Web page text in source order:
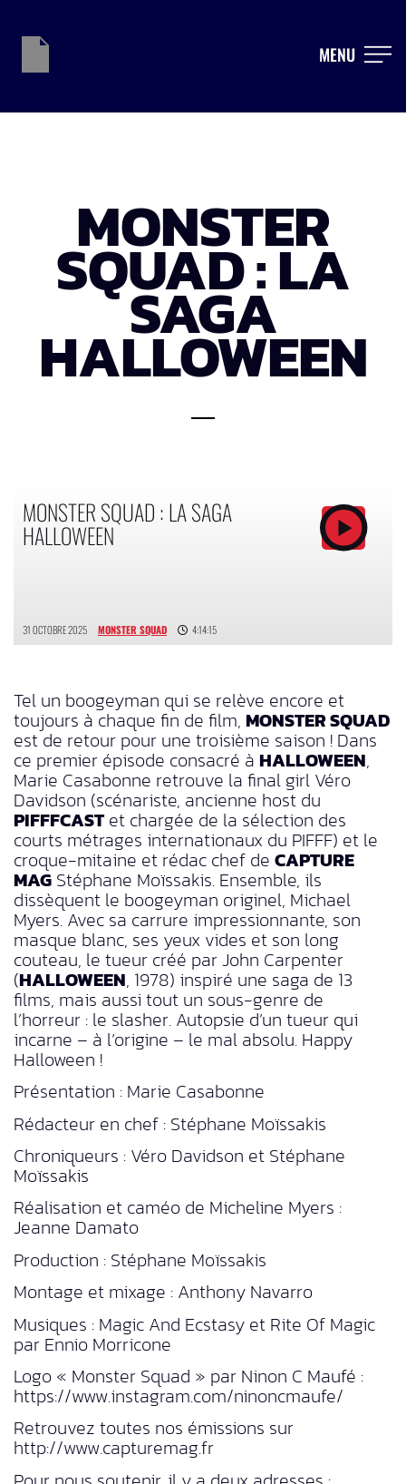
MENU
MONSTER
SQUAD : LA
SAGA
HALLOWEEN
MONSTER SQUAD : LA SAGA
HALLOWEEN
31 OCTOBRE 2025 MONSTER SQUAD 4:14:15
Tel un boogeyman qui se relève encore et
toujours à chaque fin de film, MONSTER SQUAD
est de retour pour une troisième saison ! Dans
ce premier épisode consacré à HALLOWEEN,
Marie Casabonne retrouve la final girl Véro
Davidson (scénariste, ancienne host du
PIFFFCASTet chargée de la sélection des
courts métrages internationaux du PIFFF) et le
croque-mitaine et rédac chef de CAPTURE
MAG Stéphane Moïssakis. Ensemble, ils
dissèquent le boogeyman originel, Michael
Myers. Avec sa carrure impressionnante, son
masque blanc, ses yeux vides et son long
couteau, le tueur créé par John Carpenter
(HALLOWEEN, 1978) inspiré une saga de 13
films, mais aussi tout un sous-genre de
l’horreur : le slasher. Autopsie d’un tueur qui
incarne – à l’origine – le mal absolu. Happy
Halloween !
Présentation : Marie Casabonne
Rédacteur en chef : Stéphane Moïssakis
Chroniqueurs : Véro Davidson et Stéphane
Moïssakis
Réalisation et caméo de Micheline Myers :
Jeanne Damato
Production : Stéphane Moïssakis
Montage et mixage : Anthony Navarro
Musiques : Magic And Ecstasy et Rite Of Magic
par Ennio Morricone
Logo « Monster Squad » par Ninon C Maufé :
https://www.instagram.com/ninoncmaufe/
Retrouvez toutes nos émissions sur
http://www.capturemag.fr